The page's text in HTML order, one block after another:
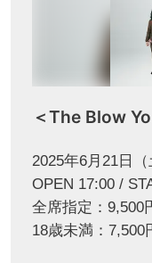
＜The Blow
2025年6月21日
OPEN 17:00 /
全席指定：9,500
18歳未満：7,500